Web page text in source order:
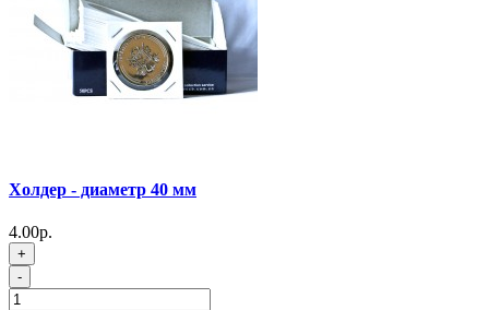
Холдер - диаметр 40 мм
4.00р.
+
-